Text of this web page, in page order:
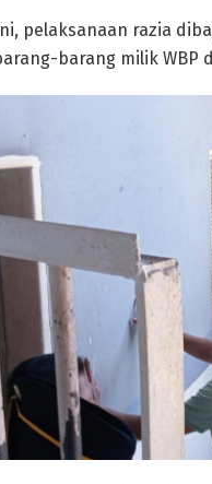
pelaksanaan razia
barang milik WBP